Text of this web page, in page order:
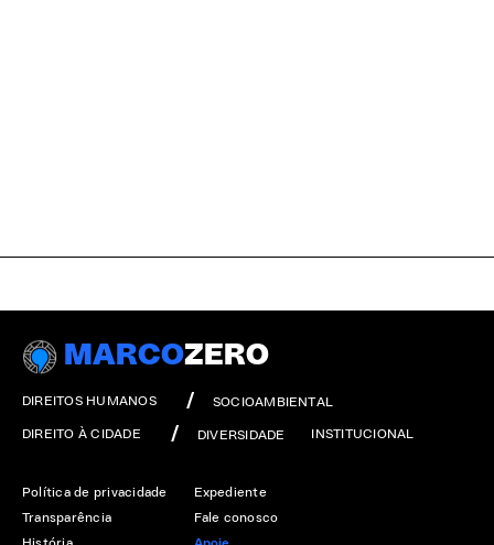
MARCOZERO
DIREITOS HUMANOS SOCIOAMBIENTAL
DIREITO À CIDADE DIVERSIDADE INSTITUCIONAL
Política de privacidade
Transparência
Expediente
Fale conosco